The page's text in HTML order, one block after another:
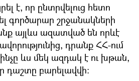
է, որ ընտրվելուց հետո
գործարար շրջանակների
այլևս ազատված են որևէ
դրանք ՀՀ-ում
ինչը ևս մեկ ազդակ է ու խթան,
դաշտը բարելավվի։